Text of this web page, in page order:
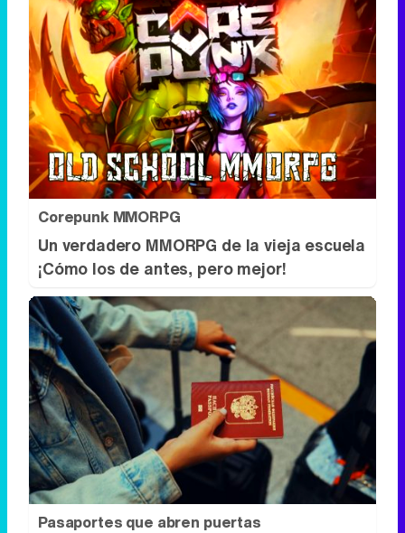
Corepunk MMORPG
Un verdadero MMORPG de la vieja escuela
¡Cómo los de antes, pero mejor!
Pasaportes que abren puertas